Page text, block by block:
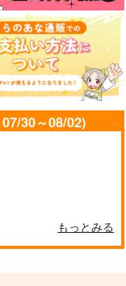
作品詳細
30～08/02)
もっとみる